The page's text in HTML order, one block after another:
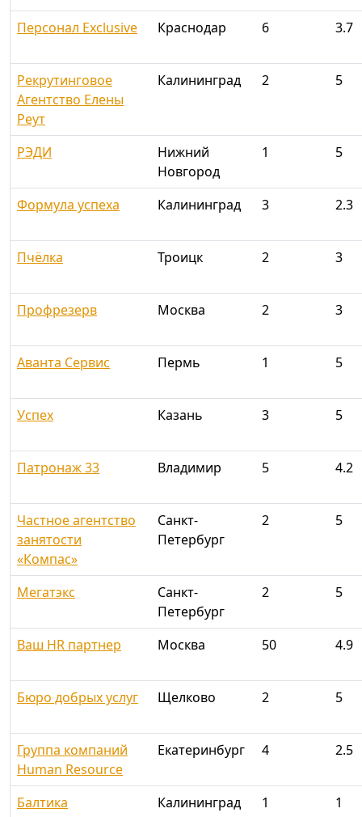
Персонал Exclusive
Краснодар 6 3.7
Рекрутинговое
Агентство Елены
Реут
Калининград 2 5
РЭДИ
Нижний
Новгород
1 5
Формула успеха Калининград 3 2.3
Пчёлка Троицк 2 3
Профрезерв Москва 2 3
Аванта Сервис Пермь 1 5
Успех Казань 3 5
Патронаж 33 Владимир 5 4.2
Частное агентство
занятости
«Компас»
Санкт-
Петербург
2 5
Мегатэкс
Санкт-
Петербург
2 5
Ваш HR партнер Москва 50 4.9
Бюро добрых услуг Щелково 2 5
Группа компаний
Human Resource
Екатеринбург 4 2.5
Балтика Калининград 1 1